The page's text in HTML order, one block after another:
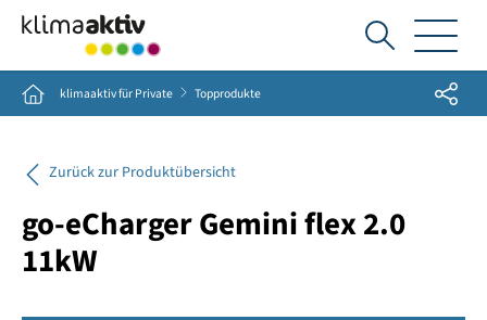
Ich
suche...
Home klimaaktiv für Private Topprodukte Share
Zurück zur Produktübersicht
go-eCharger Gemini flex 2.0
11kW